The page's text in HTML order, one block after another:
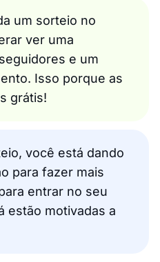
um sorteio no
ver uma
e um
Isso porque as
grátis!
você está dando
para fazer mais
entrar no seu
estão motivadas a